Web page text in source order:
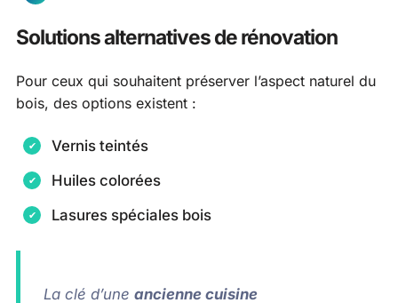
Solutions alternatives de rénovation
Pour ceux qui souhaitent préserver l’aspect naturel du
bois, des options existent :
Vernis teintés
Huiles colorées
Lasures spéciales bois
La clé d’une ancienne cuisine